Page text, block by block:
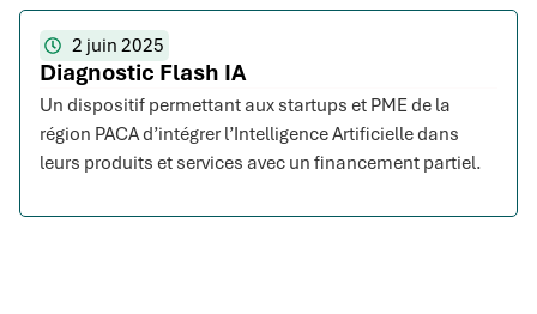
2 juin 2025
Diagnostic Flash IA
Un dispositif permettant aux startups et PME de la
région PACA d’intégrer l’Intelligence Artificielle dans
leurs produits et services avec un financement partiel.